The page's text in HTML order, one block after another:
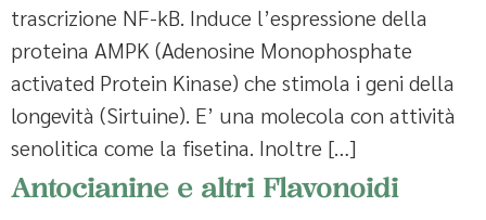
trascrizione NF-kB. Induce l’espressione della
proteina AMPK (Adenosine Monophosphate
activated Protein Kinase) che stimola i geni della
longevità (Sirtuine). E’ una molecola con attività
senolitica come la fisetina. Inoltre […]
Antocianine e altri Flavonoidi